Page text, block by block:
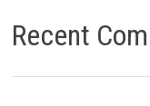
Recent